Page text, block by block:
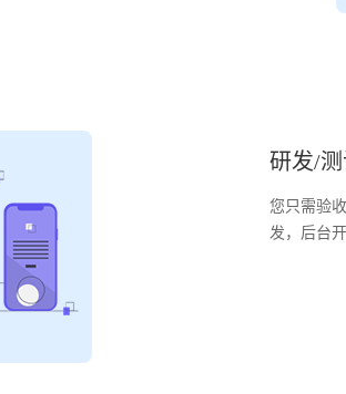
研发/
您只需验
发，后台